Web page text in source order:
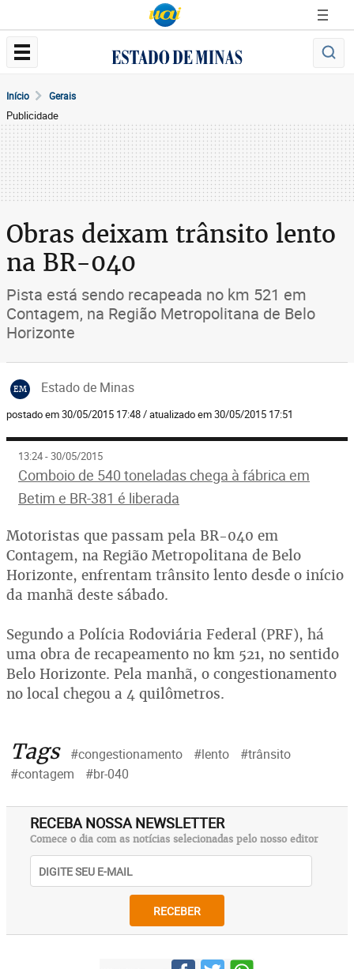
Início Gerais
Publicidade
Obras deixam trânsito lento
na BR-040
Pista está sendo recapeada no km 521 em
Contagem, na Região Metropolitana de Belo
Horizonte
EM Estado de Minas
postado em 30/05/2015 17:48 / atualizado em 30/05/2015 17:51
13:24 - 30/05/2015
Comboio de 540 toneladas chega à fábrica em
Betim e BR-381 é liberada
Motoristas que passam pela BR-040 em
Contagem, na Região Metropolitana de Belo
Horizonte, enfrentam trânsito lento desde o início
da manhã deste sábado.
Segundo a Polícia Rodoviária Federal (PRF), há
uma obra de recapeamento no km 521, no sentido
Belo Horizonte. Pela manhã, o congestionamento
no local chegou a 4 quilômetros.
Tags #congestionamento #lento
#trânsito
#contagem
#br-040
RECEBA NOSSA NEWSLETTER
Comece o dia com as notícias selecionadas pelo nosso editor
RECEBER